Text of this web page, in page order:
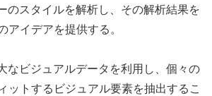
のスタイルを解析し、その解析結果を
アイデアを提供する。
なビジュアルデータを利用し、個々の
ットするビジュアル要素を抽出するこ